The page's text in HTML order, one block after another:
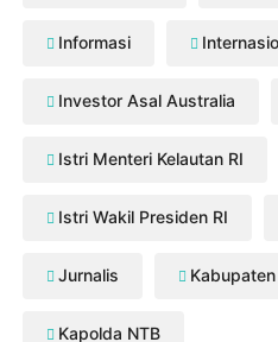
Informasi
Investor Asal Australia
Istri Menteri Kelautan RI
Istri Wakil Presiden RI
Jurnalis Kabupaten
Kapolda NTB